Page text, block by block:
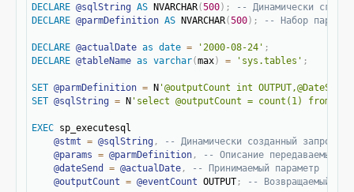
DECLARE @sqlString AS NVARCHAR(500) ;
-- Динамически
DECLARE @parmDefinition AS NVARCHAR(500) ; -- Набор
DECLARE @actualDate as date = '2000-08-24' ;
DECLARE @tableName as varchar(max) = 'sys.tables' ;
SET @parmDefinition = N '@outputCount int
SET @sqlString = N 'select @outputCount = count(1) from '
EXEC sp_executesql
@stmt = @sqlString ,
-- Динамически созданный запрос
@params = @parmDefinition ,
-- Описание передаваемых
@dateSend
= @actualDate ,
-- Принимаемый параметр
@outputCount = @eventCount OUTPUT ; -- Возвращаемый